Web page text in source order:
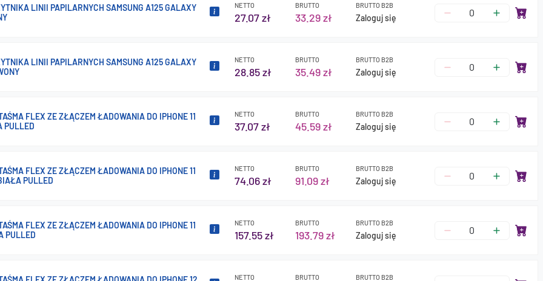
LINII PAPILARNYCH SAMSUNG A125 GALAXY
NETTO
27.07 zł
BRUTTO
33.29 zł
BRUTTO B2B
Zaloguj się
LINII PAPILARNYCH SAMSUNG A125 GALAXY
NETTO
28.85 zł
BRUTTO
35.49 zł
BRUTTO B2B
Zaloguj się
FLEX ZE ZŁĄCZEM ŁADOWANIA DO IPHONE 11
PULLED
NETTO
37.07 zł
BRUTTO
45.59 zł
BRUTTO B2B
Zaloguj się
FLEX ZE ZŁĄCZEM ŁADOWANIA DO IPHONE 11
PULLED
NETTO
74.06 zł
BRUTTO
91.09 zł
BRUTTO B2B
Zaloguj się
FLEX ZE ZŁĄCZEM ŁADOWANIA DO IPHONE 11
PULLED
NETTO
157.55 zł
BRUTTO
193.79 zł
BRUTTO B2B
Zaloguj się
NETTO BRUTTO BRUTTO B2B